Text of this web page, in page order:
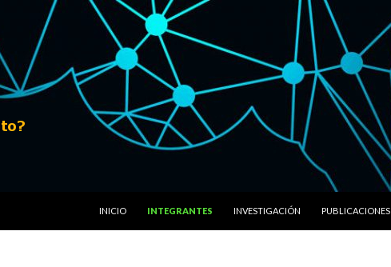
INICIO
INTEGRANTES INVESTIGACIÓN PUBLICACIONES